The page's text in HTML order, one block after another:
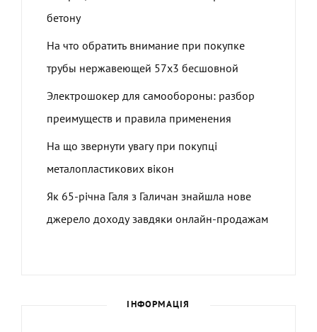
бетону
На что обратить внимание при покупке
трубы нержавеющей 57х3 бесшовной
Электрошокер для самообороны: разбор
преимуществ и правила применения
На що звернути увагу при покупці
металопластикових вікон
Як 65-річна Галя з Галичан знайшла нове
джерело доходу завдяки онлайн-продажам
ІНФОРМАЦІЯ